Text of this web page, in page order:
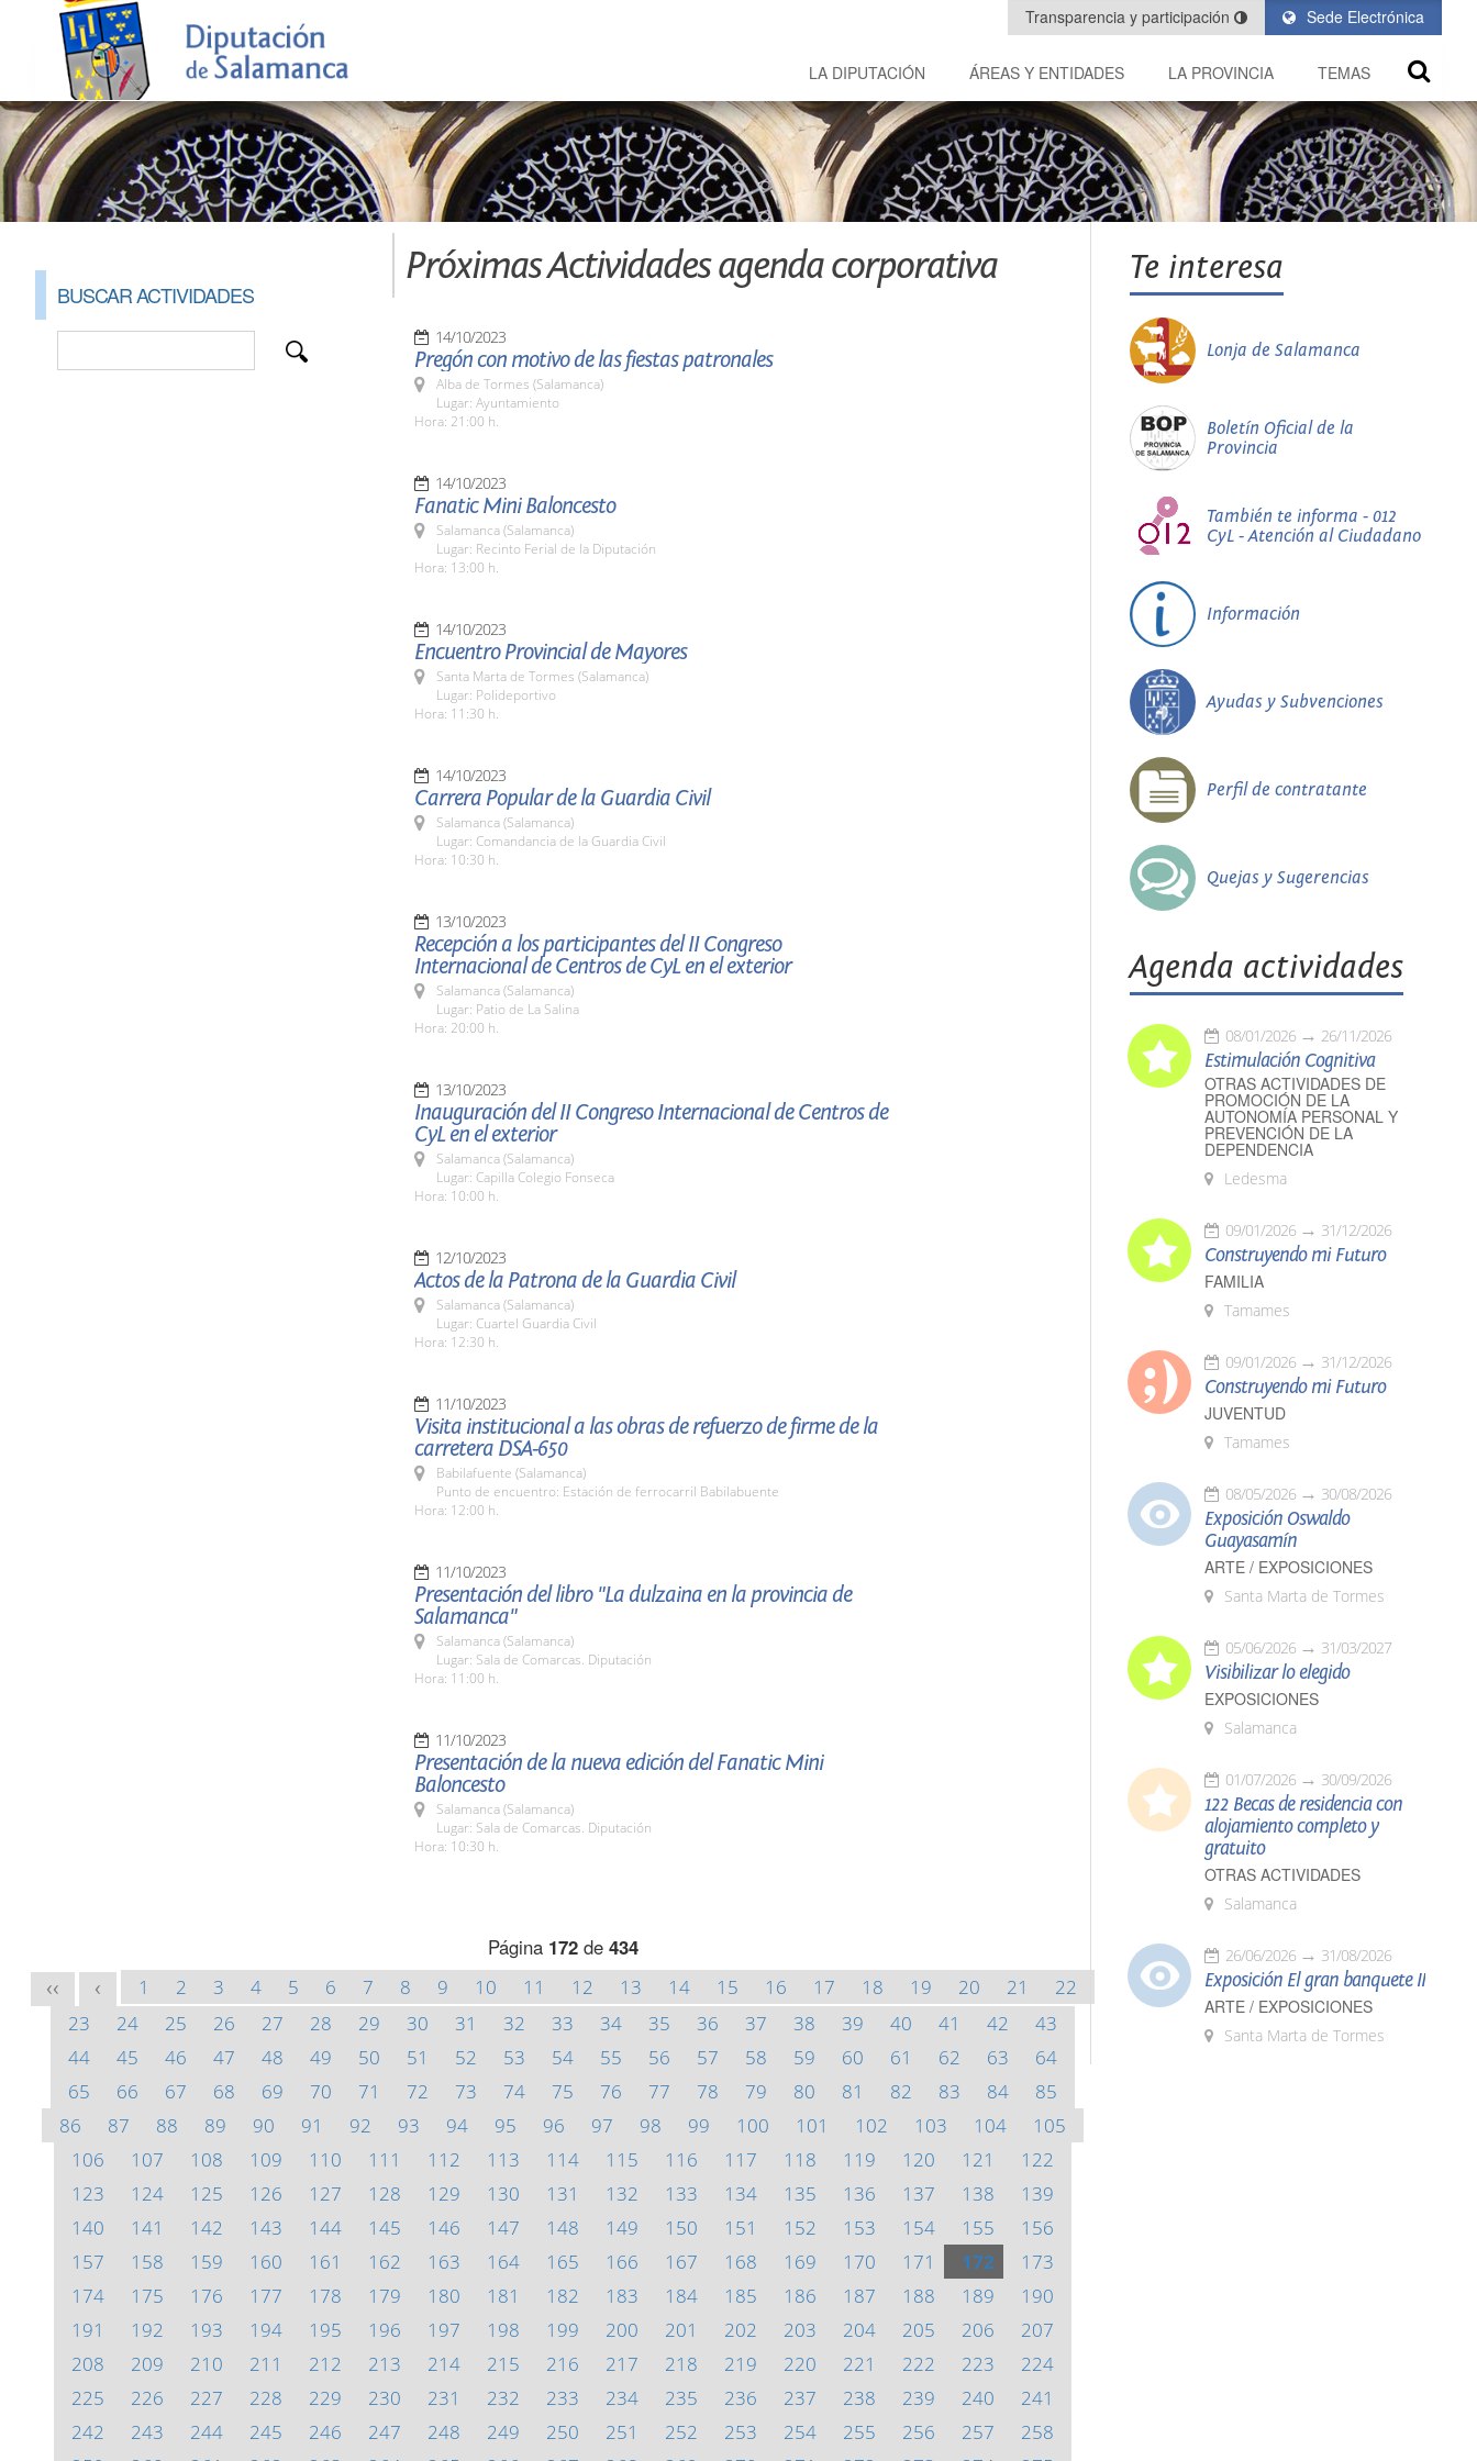
Sede Electrónica
Transparencia y participación
LA DIPUTACIÓN ÁREAS Y ENTIDADES LA PROVINCIA TEMAS
BUSCAR ACTIVIDADES
Próximas Actividades agenda corporativa
14/10/2023
Pregón con motivo de las fiestas patronales
Alba de Tormes (Salamanca)
Lugar: Ayuntamiento
Hora: 21:00 h.
14/10/2023
Fanatic Mini Baloncesto
Salamanca (Salamanca)
Lugar: Recinto Ferial de la Diputación
Hora: 13:00 h.
14/10/2023
Encuentro Provincial de Mayores
Santa Marta de Tormes (Salamanca)
Lugar: Polideportivo
Hora: 11:30 h.
14/10/2023
Carrera Popular de la Guardia Civil
Salamanca (Salamanca)
Lugar: Comandancia de la Guardia Civil
Hora: 10:30 h.
13/10/2023
Recepción a los participantes del II Congreso
Internacional de Centros de CyL en el exterior
Salamanca (Salamanca)
Lugar: Patio de La Salina
Hora: 20:00 h.
13/10/2023
Inauguración del II Congreso Internacional de Centros de
CyL en el exterior
Salamanca (Salamanca)
Lugar: Capilla Colegio Fonseca
Hora: 10:00 h.
12/10/2023
Actos de la Patrona de la Guardia Civil
Salamanca (Salamanca)
Lugar: Cuartel Guardia Civil
Hora: 12:30 h.
11/10/2023
Visita institucional a las obras de refuerzo de firme de la
carretera DSA-650
Babilafuente (Salamanca)
Punto de encuentro: Estación de ferrocarril Babilabuente
Hora: 12:00 h.
11/10/2023
Presentación del libro "La dulzaina en la provincia de
Salamanca"
Salamanca (Salamanca)
Lugar: Sala de Comarcas. Diputación
Hora: 11:00 h.
11/10/2023
Presentación de la nueva edición del Fanatic Mini
Baloncesto
Salamanca (Salamanca)
Lugar: Sala de Comarcas. Diputación
Hora: 10:30 h.
Página 172de 434
<< < 1 2 3 4 5 6 7 8 9 10 11 12 13 14 15 16 17 18 19 20 21
22
23
24 25 26 27 28 29 30 31 32 33 34 35 36 37 38 39 40 41 42
43
44
45 46 47 48 49 50 51 52 53 54 55 56 57 58 59 60 61 62 63
64
65
66 67 68 69 70 71 72 73 74 75 76 77 78 79 80 81 82 83 84
85
86
87 88 89 90 91 92 93 94 95 96 97 98 99 100 101 102 103 104
105
106
107 108 109 110 111 112 113 114 115 116 117 118 119 120 121
122
123
124 125 126 127 128 129 130 131 132 133 134 135 136 137 138
139
140
141 142 143 144 145 146 147 148 149 150 151 152 153 154 155
156
157
158 159 160 161 162 163 164 165 166 167 168 169 170 171 172
173
174
175 176 177 178 179 180 181 182 183 184 185 186 187 188 189
190
191
192 193 194 195 196 197 198 199 200 201 202 203 204 205 206
207
208
209 210 211 212 213 214 215 216 217 218 219 220 221 222 223
224
225
226 227 228 229 230 231 232 233 234 235 236 237 238 239 240
241
242
243 244 245 246 247 248 249 250 251 252 253 254 255 256 257
258
Te interesa
Lonja de Salamanca
Boletín Oficial de la
Provincia
También te informa - 012
CyL - Atención al Ciudadano
Información
Ayudas y Subvenciones
Perfil de contratante
Quejas y Sugerencias
Agenda actividades
08/01/2026 26/11/2026
Estimulación Cognitiva
OTRAS ACTIVIDADES DE
PROMOCIÓN DE LA
AUTONOMÍA PERSONAL Y
PREVENCIÓN DE LA
DEPENDENCIA
Ledesma
09/01/2026 31/12/2026
Construyendo mi Futuro
FAMILIA
Tamames
09/01/2026 31/12/2026
Construyendo mi Futuro
JUVENTUD
Tamames
08/05/2026 30/08/2026
Exposición Oswaldo
Guayasamín
ARTE / EXPOSICIONES
Santa Marta de Tormes
05/06/2026 31/03/2027
Visibilizar lo elegido
EXPOSICIONES
Salamanca
01/07/2026 30/09/2026
122 Becas de residencia con
alojamiento completo y
gratuito
OTRAS ACTIVIDADES
Salamanca
26/06/2026 31/08/2026
Exposición El gran banquete II
ARTE / EXPOSICIONES
Santa Marta de Tormes